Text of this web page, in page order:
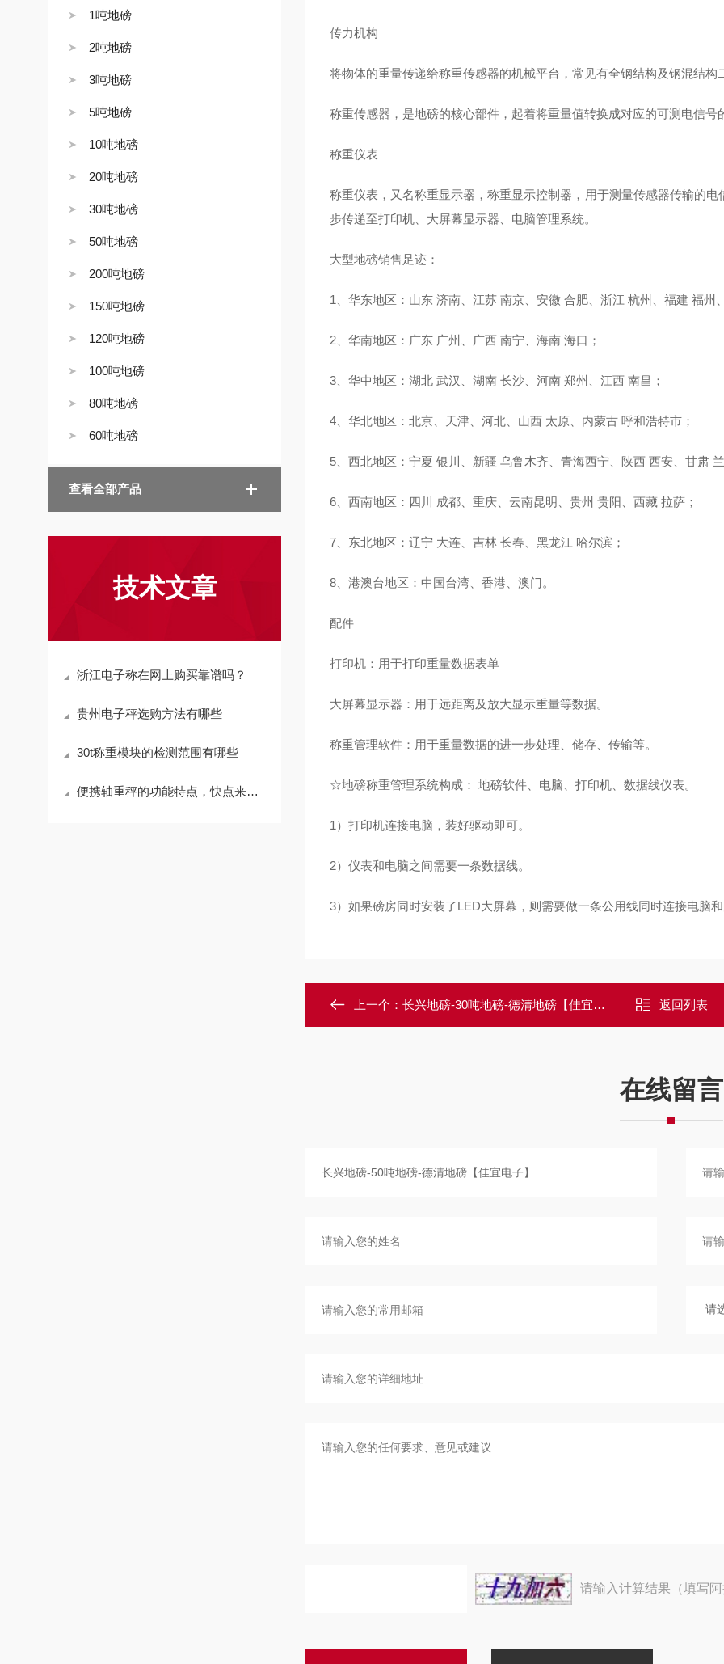
1吨地磅
2吨地磅
3吨地磅
5吨地磅
10吨地磅
20吨地磅
30吨地磅
50吨地磅
200吨地磅
150吨地磅
120吨地磅
100吨地磅
80吨地磅
60吨地磅
查看全部产品
技术文章
浙江电子称在网上购买靠谱吗？
贵州电子秤选购方法有哪些
30t称重模块的检测范围有哪些
便携轴重秤的功能特点，快点来看看吧！
传力机构
将物体的重量传递给称重传感器的机械平台，常见有全钢结构及钢混结构
称重传感器，是地磅的核心部件，起着将重量值转换成对应的可测电信号
称重仪表
称重仪表，又名称重显示器，称重显示控制器，用于测量传感器传输的
步传递至打印机、大屏幕显示器、电脑管理系统。
大型地磅销售足迹：
1、华东地区：山东 济南、江苏 南京、安徽 合肥、浙江 杭州、福建 福州
2、华南地区：广东 广州、广西 南宁、海南 海口；
3、华中地区：湖北 武汉、湖南 长沙、河南 郑州、江西 南昌；
4、华北地区：北京、天津、河北、山西 太原、内蒙古 呼和浩特市；
5、西北地区：宁夏 银川、新疆 乌鲁木齐、青海西宁、陕西 西安、甘肃 兰
6、西南地区：四川 成都、重庆、云南昆明、贵州 贵阳、西藏 拉萨；
7、东北地区：辽宁 大连、吉林 长春、黑龙江 哈尔滨；
8、港澳台地区：中国台湾、香港、澳门。
配件
打印机：用于打印重量数据表单
大屏幕显示器：用于远距离及放大显示重量等数据。
称重管理软件：用于重量数据的进一步处理、储存、传输等。
☆地磅称重管理系统构成： 地磅软件、电脑、打印机、数据线仪表。
1）打印机连接电脑，装好驱动即可。
2）仪表和电脑之间需要一条数据线。
3）如果磅房同时安装了LED大屏幕，则需要做一条公用线同时连接电脑和
上一个： 长兴地磅-30吨地磅-德清地磅【佳宜电子】 返回列表
在线留言
请输入计算结果（填写